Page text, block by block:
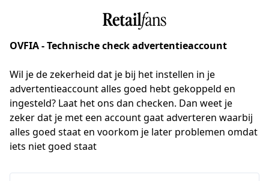
OVFIA - Technische check advertentieaccount
Wil je de zekerheid dat je bij het instellen in je
advertentieaccount alles goed hebt gekoppeld en
ingesteld? Laat het ons dan checken. Dan weet je
zeker dat je met een account gaat adverteren waarbij
alles goed staat en voorkom je later problemen omdat
iets niet goed staat